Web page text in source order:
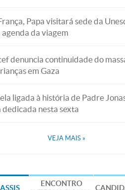
Papa visitará sede da
agenda da viagem
denuncia continuidade do
em Gaza
ligada à história de Padre
dedicada nesta sexta
VEJA MAIS »
ENCONTRO